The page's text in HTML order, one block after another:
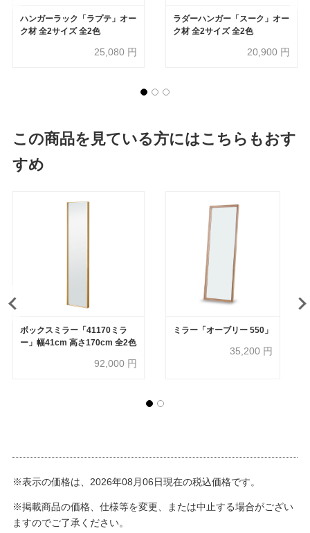
ハンガーラック「ラプテ」オー
ク材 全2サイズ 全2色
25,080 円
ラダーハンガー「スーク」オー
ク材 全2サイズ 全2色
20,900 円
この商品を見ている方にはこちらもおす
すめ
ボックスミラー「41170ミラ
ー」幅41cm 高さ170cm 全2色
92,000 円
ミラー「オーブリー 550」
35,200 円
※表示の価格は、2026年08月06日現在の税込価格です。
※掲載商品の価格、仕様等を変更、または中止する場合がござい
ますのでご了承ください。